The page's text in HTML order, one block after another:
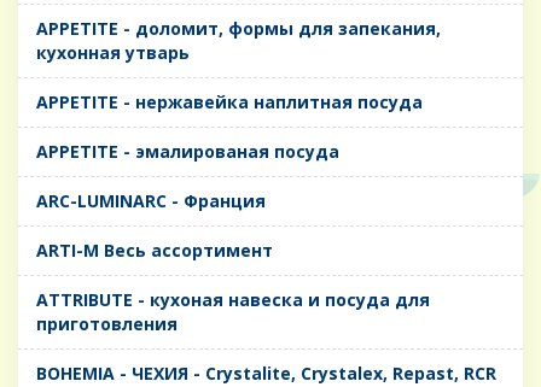
APPETITE - доломит, формы для запекания,
кухонная утварь
APPETITE - нержавейка наплитная посуда
APPETITE - эмалированая посуда
ARC-LUMINARC - Франция
ARTI-M Весь ассортимент
ATTRIBUTE - кухоная навеска и посуда для
приготовления
BOHEMIA - ЧЕХИЯ - Crystalite, Crystalex, Repast, RCR